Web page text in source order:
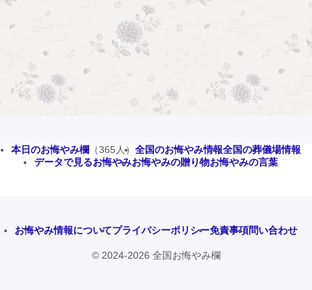
本日のお悔やみ欄 （365人） 全国のお悔やみ情報全国の葬儀場情報
データで見るお悔やみお悔やみの贈り物お悔やみの言葉
お悔やみ情報についてプライバシーポリシー免責事項問い合わせ
© 2024-2026 全国お悔やみ欄